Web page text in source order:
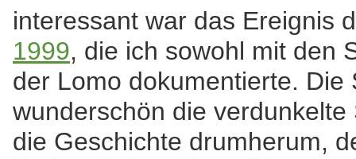
interessant war das Ereignis
1999, die ich sowohl mit den
der Lomo dokumentierte. Die
wunderschön die
die Geschichte drumherum,